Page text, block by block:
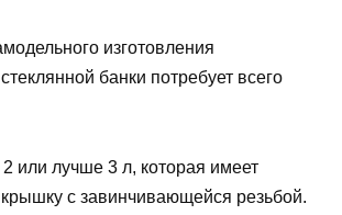
изготовления
банки потребует всего
или лучше 3 л, которая имеет
с завинчивающейся резьбой.